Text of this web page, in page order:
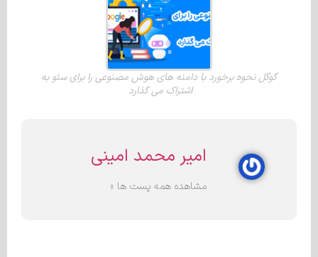
گوگل نحوه برخورد با دامنه های هوش مصنوعی را برای سئو به
اشتراک می گذارد
امیر محمد امینی
مشاهده همه پست ها »